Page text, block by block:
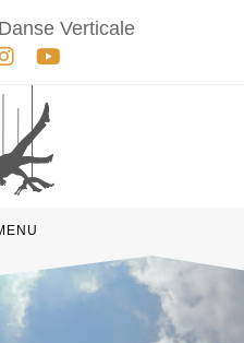
Verticale